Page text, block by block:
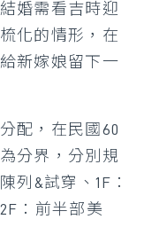
婚需看吉時迎
化的情形，在
新嫁娘留下一
配，在民國60
分界，分別規
列&試穿、1F：
：前半部美